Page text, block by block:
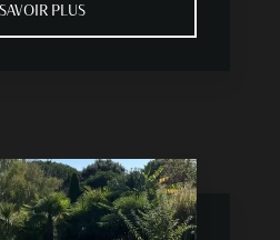
PLUS